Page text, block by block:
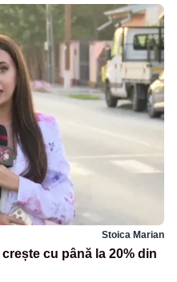
Stoica Marian
cu până la 20% din